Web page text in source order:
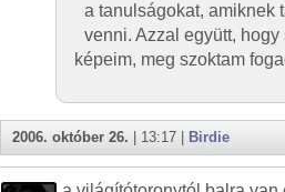
a tanulságokat, amiknek
venni. Azzal együtt,
képeim, meg szoktam
2006. október 26. | 13:17 | Birdie